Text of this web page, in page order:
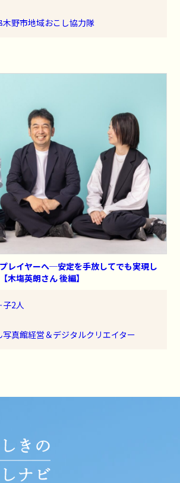
木野市地域おこし協力隊
レイヤーへ─安定を手放してでも実現し
木塲英朗さん 後編】
子2人
写真館経営＆デジタルクリエイター